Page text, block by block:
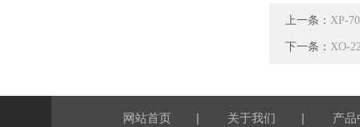
上一条： XP-
下一条： XO-
网站首页 | 关于我们 | 产品